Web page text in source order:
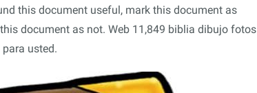
this document useful, mark this document as
document as not. Web 11,849 biblia dibujo fotos
usted.